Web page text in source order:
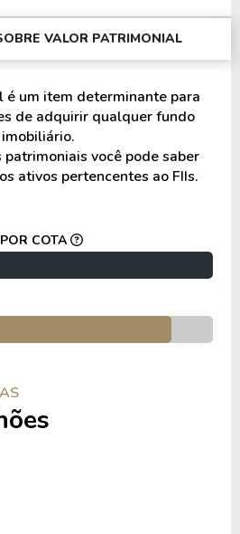
DE CAXIAS
24.501,00 m²
- MELI
89.976,00 m²
PRETO
VALOR PATRIMONIAL
é um item determinante para
de adquirir qualquer fundo
imobiliário.
você pode saber
ativos pertencentes ao FIIs.
COTA